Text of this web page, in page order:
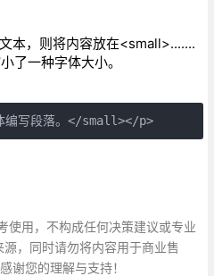
本，则将内容放在<small>.......
了一种字体大小。
编写段落。</small></p>
使用，不构成任何决策建议或专业
，同时请勿将内容用于商业售
谢您的理解与支持！